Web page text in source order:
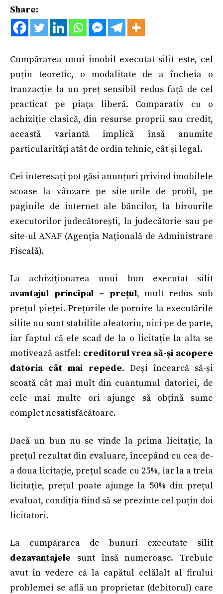
Share:
Cumpărarea unui imobil executat silit este, cel
puțin teoretic, o modalitate de a încheia o
tranzacție la un preț sensibil redus față de cel
practicat pe piața liberă. Comparativ cu o
achiziție clasică, din resurse proprii sau credit,
această variantă implică însă anumite
particularități atât de ordin tehnic, cât și legal.
Cei interesați pot găsi anunțuri privind imobilele
scoase la vânzare pe site-urile de profil, pe
paginile de internet ale băncilor, la birourile
executorilor judecătorești, la judecătorie sau pe
site-ul ANAF (Agenția Națională de Administrare
Fiscală).
La achiziționarea unui bun executat silit
avantajul principal – prețul, mult redus sub
prețul pieței. Prețurile de pornire la executările
silite nu sunt stabilite aleatoriu, nici pe de parte,
iar faptul că ele scad de la o licitație la alta se
motivează astfel: creditorul vrea să-și acopere
datoria cât mai repede. Deși încearcă să-și
scoată cât mai mult din cuantumul datoriei, de
cele mai multe ori ajunge să obțină sume
complet nesatisfăcătoare.
Dacă un bun nu se vinde la prima licitație, la
prețul rezultat din evaluare, începând cu cea de-
a doua licitație, prețul scade cu 25%, iar la a treia
licitație, prețul poate ajunge la 50% din prețul
evaluat, condiția fiind să se prezinte cel puțin doi
licitatori.
La cumpărarea de bunuri executate silit
dezavantajele sunt însă numeroase. Trebuie
avut în vedere că la capătul celălalt al firului
problemei se află un proprietar (debitorul) care